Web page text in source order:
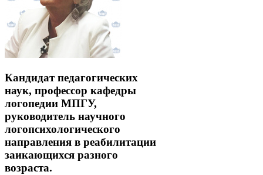
Кандидат педагогических
наук, профессор кафедры
логопедии МПГУ,
руководитель научного
логопсихологического
направления в реабилитации
заикающихся разного
возраста.